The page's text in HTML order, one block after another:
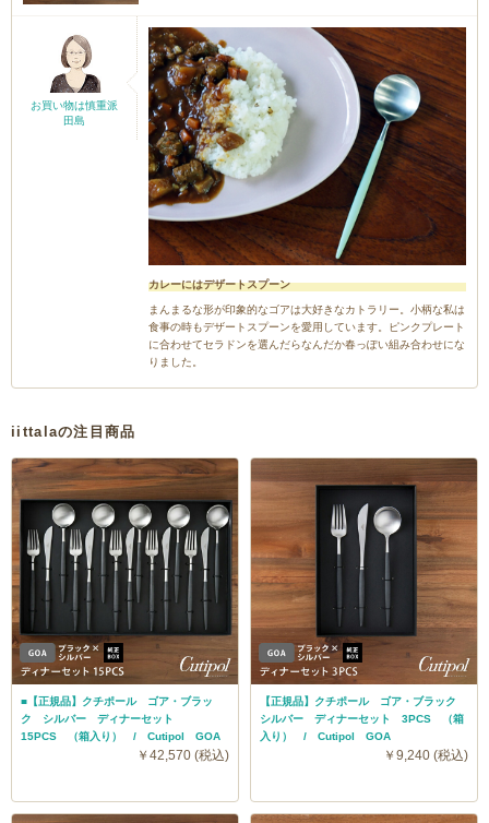
お買い物は慎重派
田島
カレーにはデザートスプーン
まんまるな形が印象的なゴアは大好きなカトラリー。小柄な私は
食事の時もデザートスプーンを愛用しています。ピンクプレート
に合わせてセラドンを選んだらなんだか春っぽい組み合わせにな
りました。
iittalaの注目商品
■【正規品】クチポール ゴア・ブラッ
ク シルバー ディナーセット
15PCS （箱入り） / Cutipol GOA
￥42,570 (税込)
【正規品】クチポール ゴア・ブラック
シルバー ディナーセット 3PCS （箱
入り） / Cutipol GOA
￥9,240 (税込)